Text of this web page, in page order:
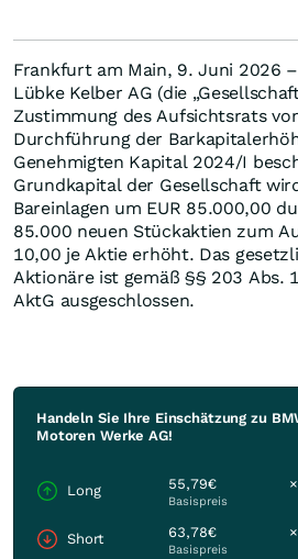
Frankfurt am Main, 9. Juni 2026
Lübke Kelber AG (die
Zustimmung des Aufsichtsrats
Durchführung der
Genehmigten Kapital 2024/I
Grundkapital der Gesellschaft
Bareinlagen um EUR 85.000,00
85.000 neuen Stückaktien zum
10,00 je Aktie erhöht. Das
Aktionäre ist gemäß §§ 203 Abs.
AktG ausgeschlossen.
Handeln Sie Ihre Einschätzung zu
Motoren Werke AG!
Long 55,79€
Basispreis
Short 63,78€
Basispreis